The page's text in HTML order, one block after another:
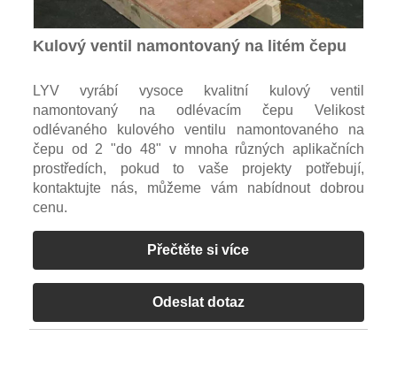
Kulový ventil namontovaný na litém čepu
LYV vyrábí vysoce kvalitní kulový ventil
namontovaný na odlévacím čepu Velikost
odlévaného kulového ventilu namontovaného na
čepu od 2 "do 48" v mnoha různých aplikačních
prostředích, pokud to vaše projekty potřebují,
kontaktujte nás, můžeme vám nabídnout dobrou
cenu.
Přečtěte si více
Odeslat dotaz